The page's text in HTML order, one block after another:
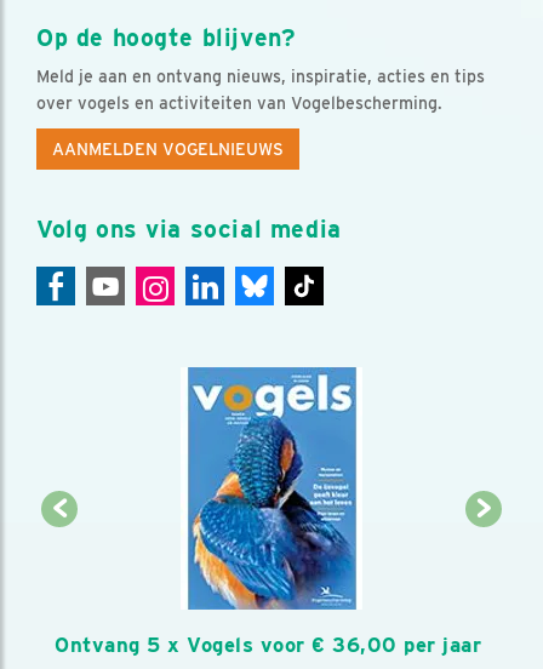
Op de hoogte blijven?
Meld je aan en ontvang nieuws, inspiratie, acties en tips
over vogels en activiteiten van Vogelbescherming.
AANMELDEN VOGELNIEUWS
Volg ons via social media
Ontvang 5 x Vogels voor € 36,00 per jaar